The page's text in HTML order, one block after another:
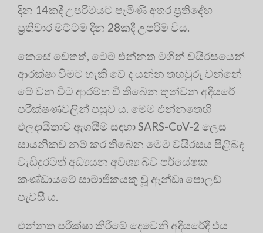
දින 14කදී උපරිමයට පැමිණි අතර ප්‍රතිදේහ
ප්‍රතිචාර මට්ටම දින 28කදී උපරිම විය.
කෙසේ වෙතත්, මෙම එන්නත මගින් වයිරසයෙන්
ආරක්ෂා වීමට හැකි වේ ද යන්න තහවුරු වන්නේ
මේ වන විට ආරම්භ වී තිබෙන තුන්වන අදියරේ
පරීක්ෂණවලින් පසුව ය. මෙම එන්නතෙහි
ඵලදායිතාව ඇගයීම සඳහා SARS-CoV-2 ලෙස
සායනිකව නම් කර තිබෙන මෙම වයිරසය පිළිබඳ
වැඩිදුරටත් අධ්‍යයන අවශ්‍ය බව පර්යේෂක
කණ්ඩායමේ සාමාජිකයකු වූ ඇන්ඩෘ පොලඩ්
පැවසී ය.
එන්නත පරීක්ෂා කිරීමේ දෙවෙනි අදියරේදී එය